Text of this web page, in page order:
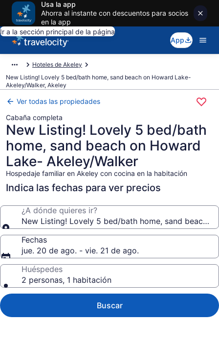
Usa la app
Ahorra al instante con descuentos para socios
en la app
Ir a la sección principal de la página
App
Hoteles de Akeley
New Listing! Lovely 5 bed/bath home, sand beach on Howard Lake-
Akeley/Walker, Akeley
Ver todas las propiedades
Cabaña completa
New Listing! Lovely 5 bed/bath
home, sand beach on Howard
Lake- Akeley/Walker
Hospedaje familiar en Akeley con cocina en la habitación
Indica las fechas para ver precios
¿A dónde quieres ir?
New Listing! Lovely 5 bed/bath home, sand beach
Fechas
jue. 20 de ago. - vie. 21 de ago.
Huéspedes
2 personas, 1 habitación
Buscar